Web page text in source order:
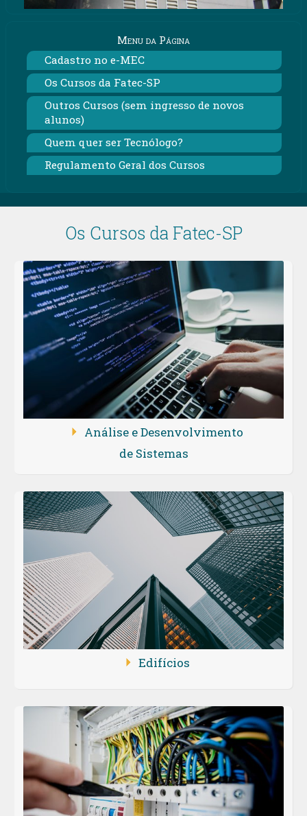
Menu da Página
Cadastro no e-MEC
Os Cursos da Fatec-SP
Outros Cursos (sem ingresso de novos
alunos)
Quem quer ser Tecnólogo?
Regulamento Geral dos Cursos
Os Cursos da Fatec-SP
Análise e Desenvolvimento
de Sistemas
Edifícios